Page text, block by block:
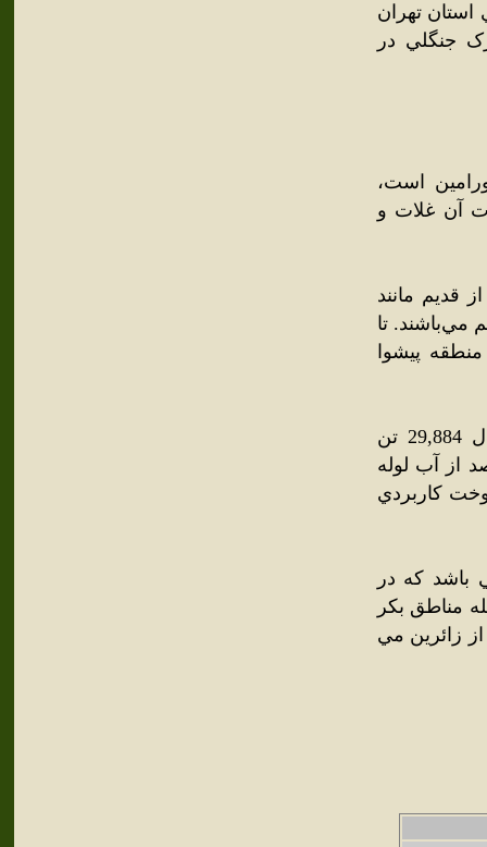
تهران
جنگلي در
است،
آن غلات و
مانند
مي‌باشند. تا
پيشوا
بر پايه سرشماري سال 1375 جمعيت شهرستان پيشوا در آن سال 29,884 تن
اهالي اين شهر از امکانات برق و 6/96 درصد از آب لوله
سوخت کاربردي
باشد كه در
مناطق بكر
زائرين مي